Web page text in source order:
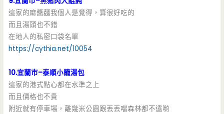
這家的麻醬麵我個人是覺得，算很好吃的
而且湯頭也不錯
在地人的私密口袋名單
https://cythia.net/10054
10.宜蘭市–泰順小籠湯包
這家的港式點心都在水準之上
而且價格也不貴
附近就有停車場，離幾米公園跟丟丟噹森林都不遠喲